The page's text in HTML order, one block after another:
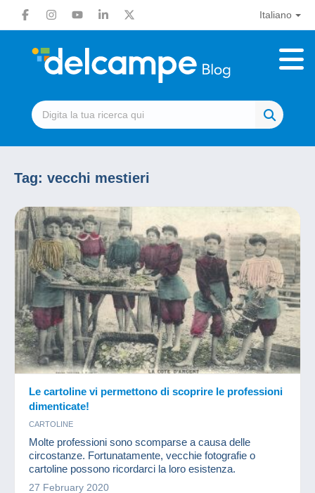
Italiano
Tag: vecchi mestieri
Le cartoline vi permettono di scoprire le professioni
dimenticate!
CARTOLINE
Molte professioni sono scomparse a causa delle
circostanze. Fortunatamente, vecchie fotografie o
cartoline possono ricordarci la loro esistenza.
27 February 2020